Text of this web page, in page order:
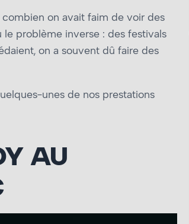
on avait faim de voir des
le problème inverse : des festivals
on a souvent dû faire des
unes de nos prestations
AU